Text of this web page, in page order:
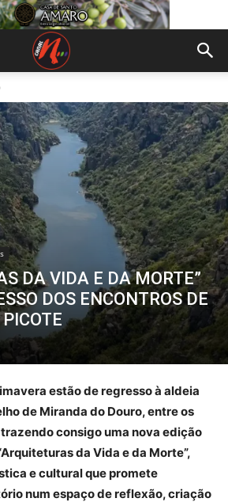
DA VIDA E DA MORTE”
DOS ENCONTROS DE
estão de regresso à aldeia
de Miranda do Douro, entre os
consigo uma nova edição
da Vida e da Morte”,
e cultural que promete
num espaço de reflexão, criação